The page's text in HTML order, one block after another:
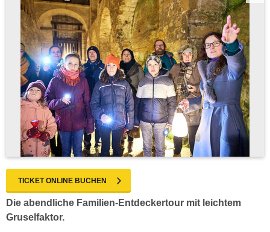
TICKET ONLINE BUCHEN
Die abendliche Familien-Entdeckertour mit leichtem
Gruselfaktor.